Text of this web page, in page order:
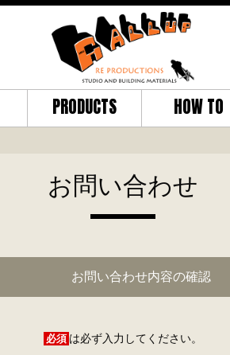
PRODUCTS HOW TO
お問い合わせ
お問い合わせ内容の確認
必須 は必ず入力してください。